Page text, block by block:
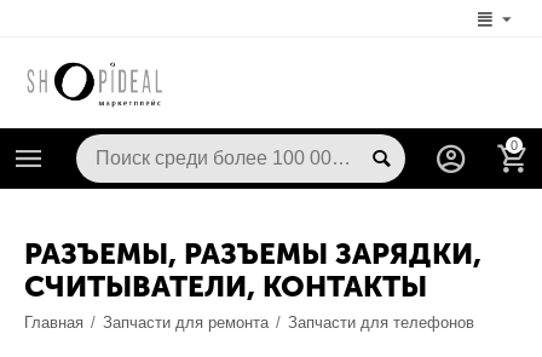
0
РАЗЪЕМЫ, РАЗЪЕМЫ ЗАРЯДКИ,
СЧИТЫВАТЕЛИ, КОНТАКТЫ
Главная / Запчасти для ремонта / Запчасти для телефонов